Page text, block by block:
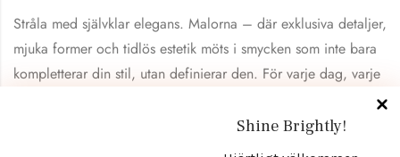
Stråla med självklar elegans. Malorna – där exklusiva detaljer,
mjuka former och tidlös estetik möts i smycken som inte bara
kompletterar din stil, utan definierar den. För varje dag, varje
Shine Brightly!